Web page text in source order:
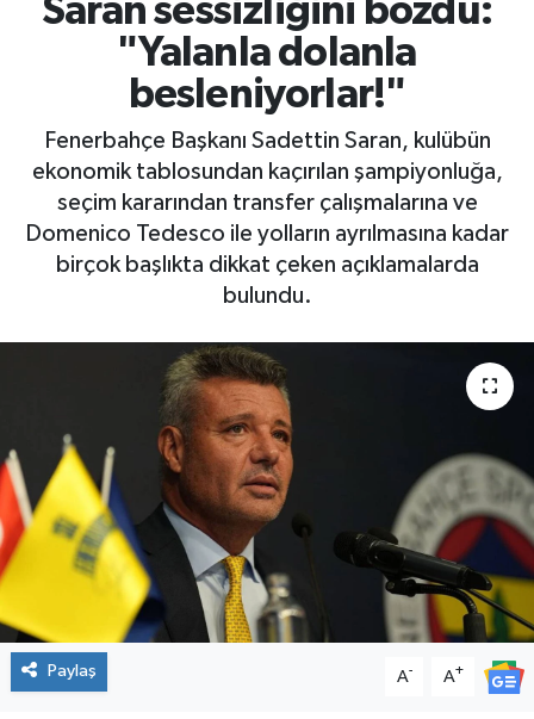
Saran sessizliğini bozdu:
"Yalanla dolanla
besleniyorlar!"
Fenerbahçe Başkanı Sadettin Saran, kulübün
ekonomik tablosundan kaçırılan şampiyonluğa,
seçim kararından transfer çalışmalarına ve
Domenico Tedesco ile yolların ayrılmasına kadar
birçok başlıkta dikkat çeken açıklamalarda
bulundu.
Paylaş A- A+
RESMİ İLANLAR
KÖŞE YAZILARI
SİYASET
YAŞAM
SPOR
Süper Lig Puan Durumu ve Fikstür
Tüm Manşetler
Son Dakika Haberleri
Haber Arşivi